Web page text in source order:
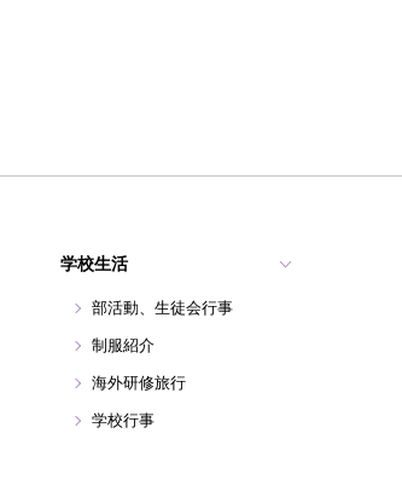
学校生活
部活動、生徒会行事
制服紹介
海外研修旅行
学校行事